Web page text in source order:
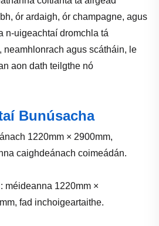
ór ardaigh, ór champagne, agus
n-uigeachtaí dromchla tá
neamhlonrach agus scátháin, le
aon dath teilgthe nó
Bunúsacha
1220mm × 2900mm,
caighdeánach coimeádán.
méideanna 1220mm ×
fad inchoigeartaithe.